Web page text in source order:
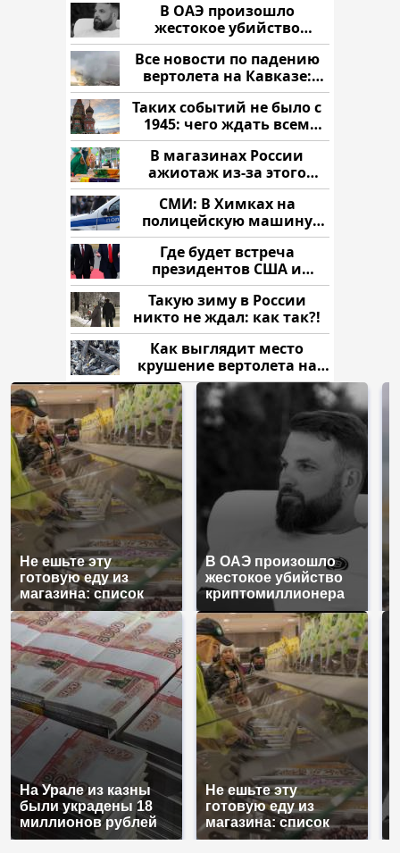
В ОАЭ произошло
жестокое убийство
криптомиллионера
Все новости по падению
вертолета на Кавказе:
читать здесь
Таких событий не было с
1945: чего ждать всем
нам?
В магазинах России
ажиотаж из-за этого
продукта: что купить?
СМИ: В Химках на
полицейскую машину
напали и подожгли.
Где будет встреча
президентов США и
России: Европа?
Такую зиму в России
никто не ждал: как так?!
Как выглядит место
крушение вертолета на
Кавказе: смотреть
Не ешьте эту
готовую еду из
магазина: список
В ОАЭ произошло
жестокое убийство
криптомиллионера
На Урале из казны
были украдены 18
миллионов рублей
Не ешьте эту
готовую еду из
магазина: список